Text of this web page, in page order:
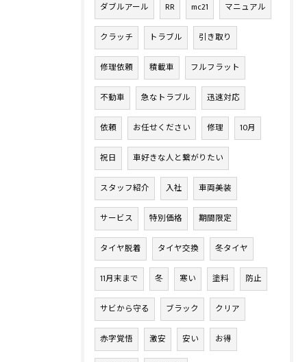
ダブルアール RR mc21 マニュアル
クラッチ トラブル 引き取り
修理依頼 積載車 フルフラット
不動車 急なトラブル 迅速対応
依頼 お任せください 修理 10月
祝日 車好きな人と繋がりたい
スタッフ紹介 入社 車両美装
サービス 特別価格 期間限定
タイヤ脱着 タイヤ交換 冬タイヤ
11月末まで 冬 寒い 塗料 防止
サビから守る ブラック クリア
赤字覚悟 激安 安い お得